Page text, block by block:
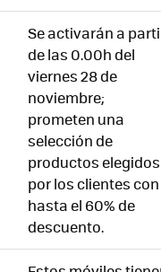
Se activarán a
de las 0.00h del
viernes 28 de
noviembre;
prometen una
selección de
productos elegidos
por los clientes con
hasta el 60% de
descuento.